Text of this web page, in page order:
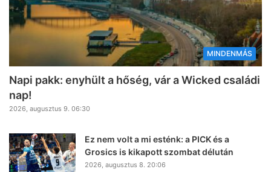
MINDENMÁS
Napi pakk: enyhült a hőség, vár a Wicked családi
nap!
2026, augusztus 9. 06:30
Ez nem volt a mi esténk: a PICK és a
Grosics is kikapott szombat délután
2026, augusztus 8. 20:06